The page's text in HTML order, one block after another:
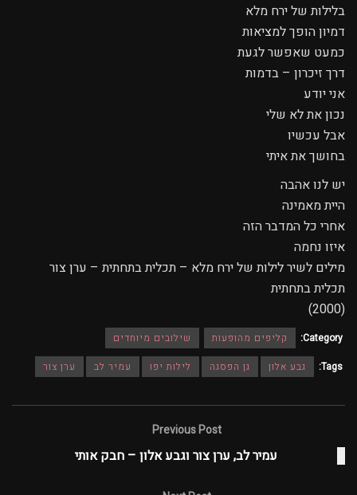
בלילות של ירח מלא
דמיון הופך למציאות
כמעט שאפשר לגעת
דרך זיכרון – בדמות
אני יודע
נכון את לא שלי
אבל עכשיו
בחושך את איתי
יש לנו אהבה
היית מאמינה
אחרי כל המדבר הזה
איזו נחמה
מילים לשיר לילות של ירח מלא – תכלית בתחתית – ערן צור
תכלית בתחתית
(2000)
Category: קליפים מהופעות
שילובים מיוחדים
Tags:
גבע אלון גן הפסגה לילות יפו עמיר לב ערן צור
Previous Post
עמיר לב, ערן צור וגבע אלון – חבק אותי